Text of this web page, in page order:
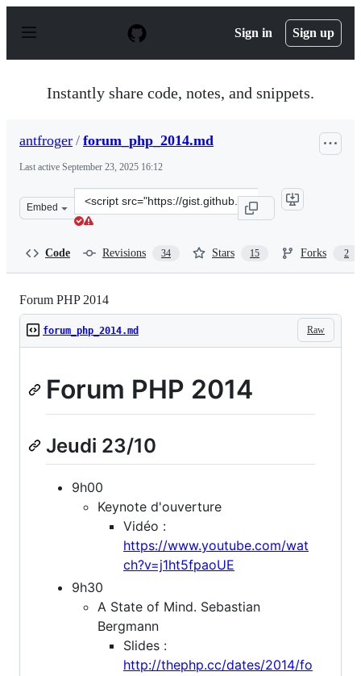
p
Sign in Sign up
Instantly share code, notes, and snippets.
antfroger / forum_php_2014.md
Last active September 23, 2025 16:12
Embed
Clone
this
Code Revisions 34 Stars 15 Forks 2
Forum PHP 2014
Raw
forum_php_2014.md
Forum PHP 2014
Jeudi 23/10
9h00
Keynote d'ouverture
Vidéo :
https://www.youtube.com/wat
ch?v=j1ht5fpaoUE
9h30
A State of Mind. Sebastian
Bergmann
Slides :
http://thephp.cc/dates/2014/fo